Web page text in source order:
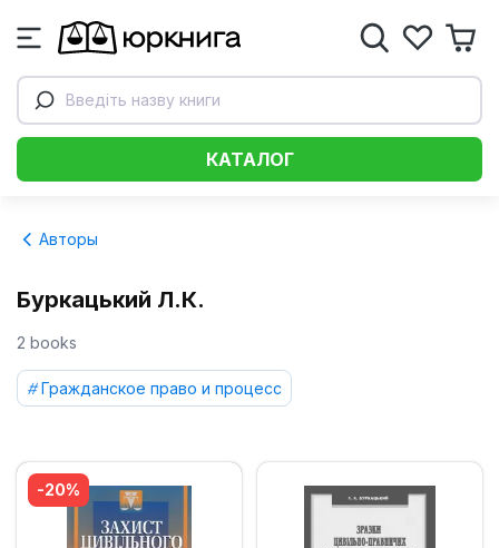
Введіть назву книги
КАТАЛОГ
Авторы
Буркацький Л.К.
2 books
Гражданское право и процесс
-20%